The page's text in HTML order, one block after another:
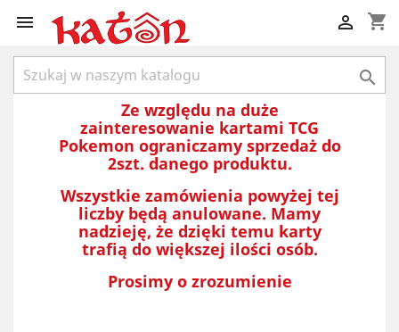
 shopping_cart


Ze względu na duże
zainteresowanie kartami TCG
Pokemon ograniczamy sprzedaż do
2szt. danego produktu.
Wszystkie zamówienia powyżej tej
liczby będą anulowane. Mamy
nadzieję, że dzięki temu karty
trafią do większej ilości osób.
Prosimy o zrozumienie